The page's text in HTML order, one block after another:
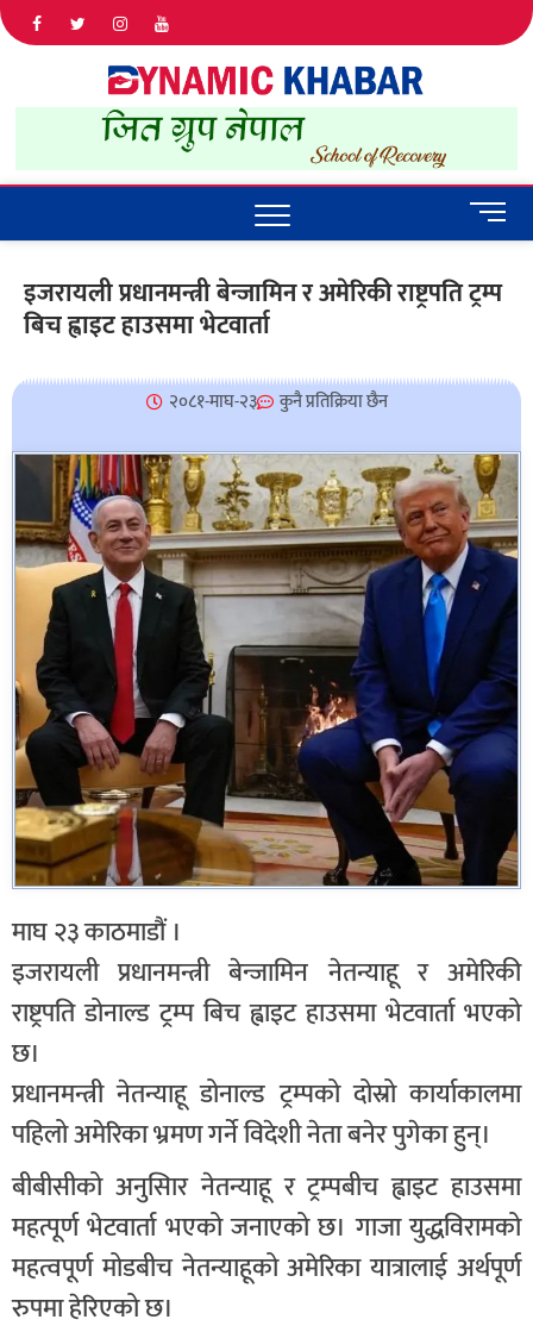
IN NEPAL
M
e
u
n
इजरायली प्रधानमन्त्री बेन्जामिन र अमेरिकी राष्ट्रपति ट्रम्प
बिच ह्वाइट हाउसमा भेटवार्ता
२०८१-माघ-२३ कुनै प्रतिक्रिया छैन
माघ २३ काठमाडौं ।
इजरायली प्रधानमन्त्री बेन्जामिन नेतन्याहू र अमेरिकी
राष्ट्रपति डोनाल्ड ट्रम्प बिच ह्वाइट हाउसमा भेटवार्ता भएको
छ।
प्रधानमन्त्री नेतन्याहू डोनाल्ड ट्रम्पको दोस्रो कार्याकालमा
पहिलो अमेरिका भ्रमण गर्ने विदेशी नेता बनेर पुगेका हुन्।
बीबीसीको अनुसिार नेतन्याहू र ट्रम्पबीच ह्वाइट हाउसमा
महत्पूर्ण भेटवार्ता भएको जनाएको छ। गाजा युद्धविरामको
महत्वपूर्ण मोडबीच नेतन्याहूको अमेरिका यात्रालाई अर्थपूर्ण
रुपमा हेरिएको छ।